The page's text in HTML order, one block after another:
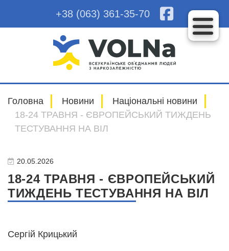
+38 (063) 361-35-70
Головна Новини
Національні новини
18-24 ТРАВНЯ - ЄВРОПЕЙСЬКИЙ ТИЖДЕНЬ
ТЕСТУВАННЯ НА ВІЛ
20.05.2026
18-24 ТРАВНЯ - ЄВРОПЕЙСЬКИЙ
ТИЖДЕНЬ ТЕСТУВАННЯ НА ВІЛ
Сергій Крицький